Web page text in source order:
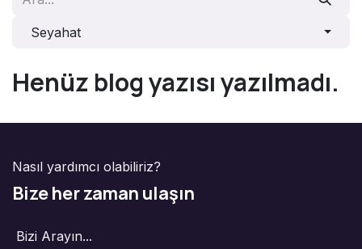
Seyahat
Henüz blog yazısı yazılmadı.
Nasıl yardımcı olabiliriz?
Bize her zaman ulaşın
Bizi Arayın...